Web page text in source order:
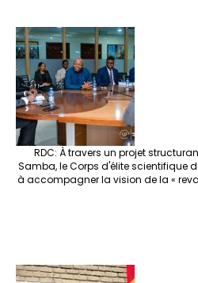
RDC: À travers un projet
Samba, le Corps d'élite scientifique
à accompagner la vision de la «